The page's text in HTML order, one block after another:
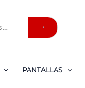
Buscar
PANTALLAS